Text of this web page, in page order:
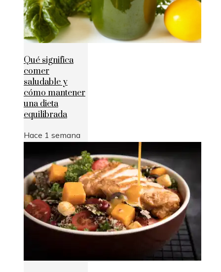
Qué significa
comer
saludable y
cómo mantener
una dieta
equilibrada
Hace 1 semana